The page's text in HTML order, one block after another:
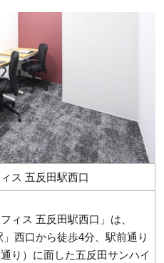
ス 五反田駅西口
ィス 五反田駅西口」は、
西口から徒歩4分、駅前通り
通り）に面した五反田サンハイ